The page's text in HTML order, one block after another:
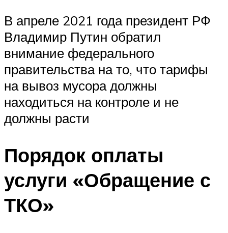
В апреле 2021 года президент РФ
Владимир Путин обратил
внимание федерального
правительства на то, что тарифы
на вывоз мусора должны
находиться на контроле и не
должны расти
Порядок оплаты
услуги «Обращение с
ТКО»